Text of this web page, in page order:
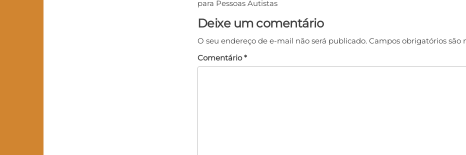
para Pessoas Autistas
Deixe um comentário
O seu endereço de e-mail não será publicado. Campos obrigatórios são
Comentário*